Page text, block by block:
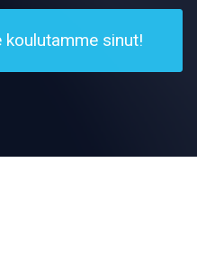
koulutamme sinut!